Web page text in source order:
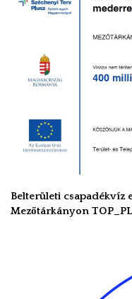
Belterületi csapadékvíz
Mezőtárkányon